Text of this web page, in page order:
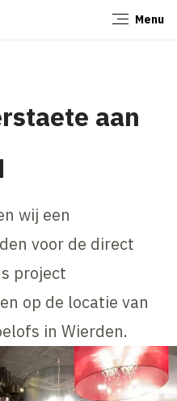
Menu
aan
wij een
voor de direct
project
op de locatie van
in Wierden.
Sluiten